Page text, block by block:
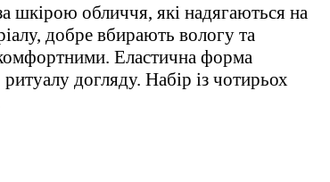
шкірою обличчя, які надягаються на
добре вбирають вологу та
Еластична форма
догляду. Набір із чотирьох